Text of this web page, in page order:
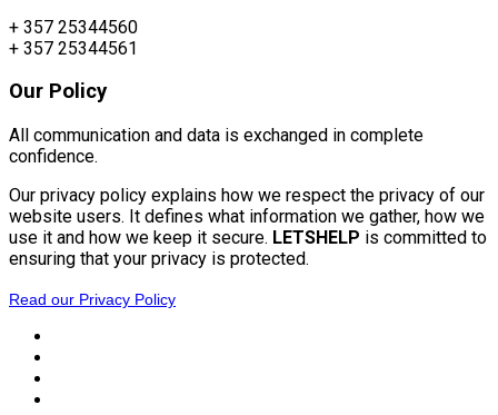
+ 357 25344560
+ 357 25344561
Our Policy
All communication and data is exchanged in complete
confidence.
Our privacy policy explains how we respect the privacy of our
website users. It defines what information we gather, how we
use it and how we keep it secure. LETSHELP is committed to
ensuring that your privacy is protected.
Read our Privacy Policy